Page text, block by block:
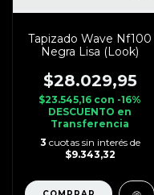
Tapizado Wave Nf100
Negra Lisa (Look)
$28.029,95
$23.545,16 con -16%
DESCUENTO en
Transferencia
3 cuotas sin interés de
$9.343,32